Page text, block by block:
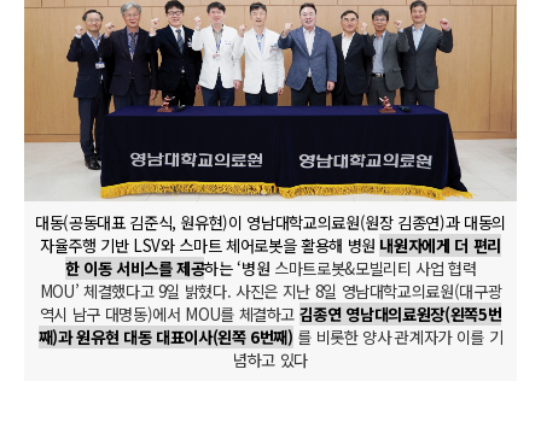
대동(공동대표 김준식, 원유현)이 영남대학교의료원(원장 김종연)과 대동의
자율주행 기반 LSV와 스마트 체어로봇을 활용해 병원 내원자에게 더 편리
한 이동 서비스를 제공하는 ‘병원 스마트로봇&모빌리티 사업 협력
MOU’ 체결했다고 9일 밝혔다. 사진은 지난 8일 영남대학교의료원(대구광
역시 남구 대명동)에서 MOU를 체결하고 김종연 영남대의료원장(왼쪽5번
째)과 원유현 대동 대표이사(왼쪽 6번째) 를 비롯한 양사 관계자가 이를 기
념하고 있다